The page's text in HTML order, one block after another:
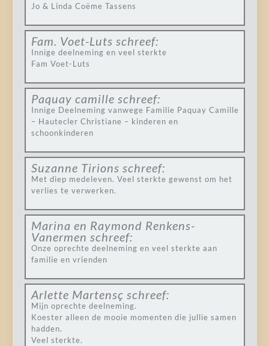
Jo & Linda Coëme Tassens
Fam. Voet-Luts schreef:
Innige deelneming en veel sterkte
Fam Voet-Luts
Paquay camille schreef:
Innige Deelneming vanwege Familie Paquay Camille
– Hautecler Christiane – kinderen en
schoonkinderen
Suzanne Tirions schreef:
Met diep medeleven. Veel sterkte gewenst om het
verlies te verwerken.
Marina en Raymond Renkens-
Vanermen schreef:
Onze oprechte deelneming en veel sterkte aan
familie en vrienden
Arlette Martensç schreef:
Mijn oprechte deelneming.
Koester alleen de mooie momenten die jullie samen
hadden.
Veel sterkte.